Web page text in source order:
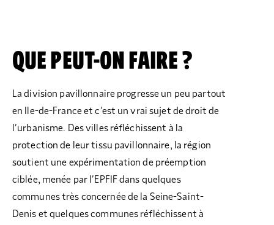
QUE PEUT-ON FAIRE ?
La division pavillonnaire progresse un peu partout
en Ile-de-France et c’est un vrai sujet de droit de
l’urbanisme. Des villes réfléchissent à la
protection de leur tissu pavillonnaire, la région
soutient une expérimentation de préemption
ciblée, menée par l’EPFIF dans quelques
communes très concernée de la Seine-Saint-
Denis et quelques communes réfléchissent à